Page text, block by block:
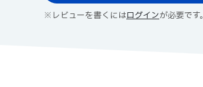
※レビューを書くにはログインが必要です。